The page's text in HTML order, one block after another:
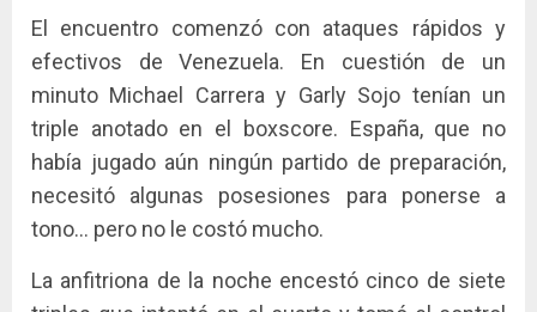
El encuentro comenzó con ataques rápidos y
efectivos de Venezuela. En cuestión de un
minuto Michael Carrera y Garly Sojo tenían un
triple anotado en el boxscore. España, que no
había jugado aún ningún partido de preparación,
necesitó algunas posesiones para ponerse a
tono… pero no le costó mucho.
La anfitriona de la noche encestó cinco de siete